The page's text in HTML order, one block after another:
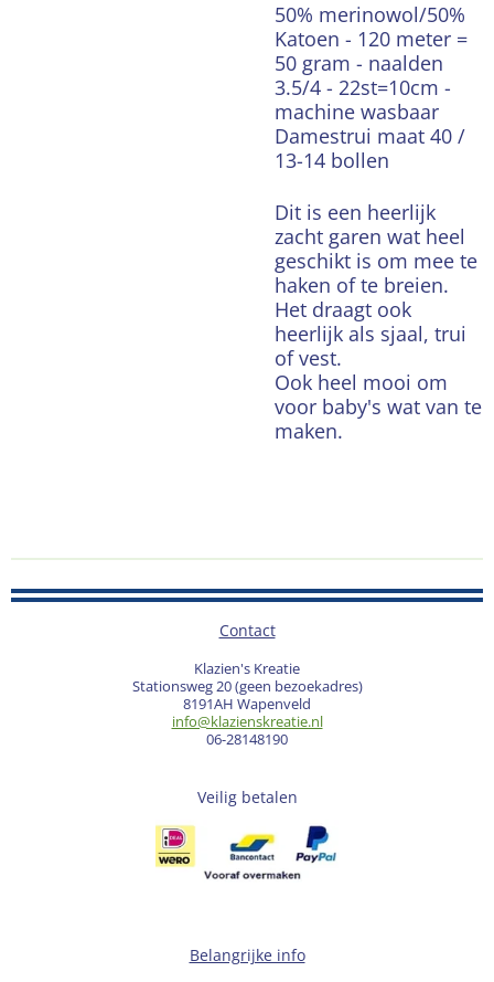
50% merinowol/50%
Katoen - 120 meter =
50 gram - naalden
3.5/4 - 22st=10cm -
machine wasbaar
Damestrui maat 40 /
13-14 bollen
Dit is een heerlijk
zacht garen wat heel
geschikt is om mee te
haken of te breien.
Het draagt ook
heerlijk als sjaal, trui
of vest.
Ook heel mooi om
voor baby's wat van te
maken.
Contact
Klazien's Kreatie
Stationsweg 20 (geen bezoekadres)
8191AH Wapenveld
info@klazienskreatie.nl
06-28148190
Veilig betalen
Belangrijke info